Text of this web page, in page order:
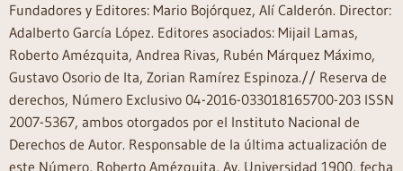
Fundadores y Editores: Mario Bojórquez, Alí Calderón. Director:
Adalberto García López. Editores asociados: Mijail Lamas,
Roberto Amézquita, Andrea Rivas, Rubén Márquez Máximo,
Gustavo Osorio de Ita, Zorian Ramírez Espinoza.// Reserva de
derechos, Número Exclusivo 04-2016-033018165700-203 ISSN
2007-5367, ambos otorgados por el Instituto Nacional de
Derechos de Autor. Responsable de la última actualización de
este Número, Roberto Amézquita, Av. Universidad 1900, fecha